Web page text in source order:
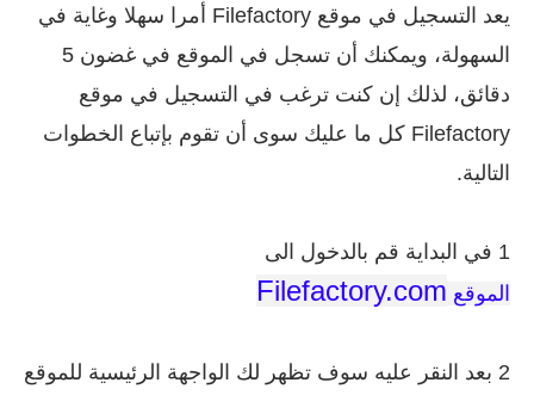
يعد التسجيل في موقع Filefactory أمرا سهلا وغاية في
السهولة، ويمكنك أن تسجل في الموقع في غضون 5
دقائق، لذلك إن كنت ترغب في التسجيل في موقع
Filefactory كل ما عليك سوى أن تقوم بإتباع الخطوات
التالية.
1 في البداية قم بالدخول الى
الموقع Filefactory.com
2 بعد النقر عليه سوف تظهر لك الواجهة الرئيسية للموقع